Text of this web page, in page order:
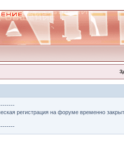
регистрация на форуме временно